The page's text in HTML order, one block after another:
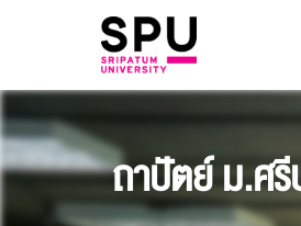
ถาปัตย์ ม.ศ